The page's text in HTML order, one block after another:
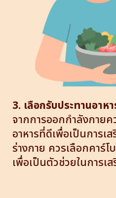
3. เลือกรับประทานอาห
จากการออกกำลังกายค
อาหารที่ดีเพื่อเป็นการเ
ร่างกาย ควรเลือกคาร์โ
เพื่อเป็นตัวช่วยในการเ